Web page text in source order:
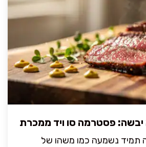
פסטרמה סו ויד ממכרת
תמיד נשמעה כמו משהו של